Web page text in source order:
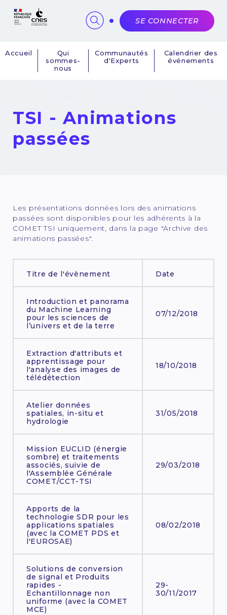
Navigation
Accueil
Qui
sommes-
nous
Communautés
d'Experts
Calendrier des
événements
SE CONNECTER
TSI - Animations
passées
Les présentations données lors des animations
passées sont disponibles pour les adhérents à la
COMET TSI uniquement, dans la page "Archive des
animations passées".
Titre de l'évènement Date
Introduction et panorama
du Machine Learning
pour les sciences de
l’univers et de la terre
07/12/2018
Extraction d'attributs et
apprentissage pour
l'analyse des images de
télédétection
18/10/2018
Atelier données
spatiales, in-situ et
hydrologie
31/05/2018
Mission EUCLID (énergie
sombre) et traitements
associés, suivie de
l'Assemblée Générale
COMET/CCT-TSI
29/03/2018
Apports de la
technologie SDR pour les
applications spatiales
(avec la COMET PDS et
l'EUROSAE)
08/02/2018
Solutions de conversion
de signal et Produits
rapides -
Echantillonnage non
uniforme (avec la COMET
MCE)
29-
30/11/2017